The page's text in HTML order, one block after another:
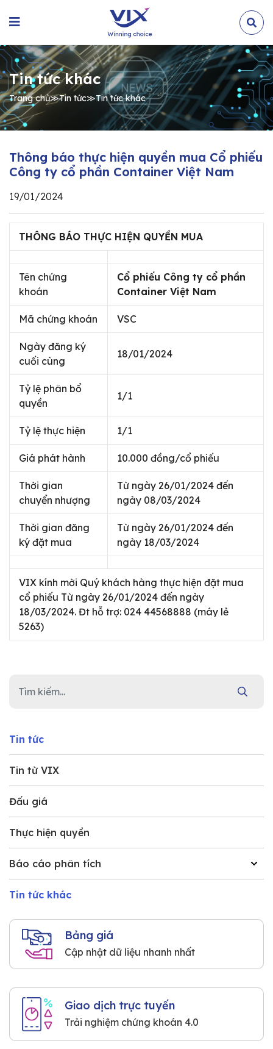
Tin tức khác
Trang chủ≫Tin tức≫Tin tức khác
Tin tức
Tin từ VIX
Đấu giá
Thực hiện quyền
Báo cáo phân tích
Tin tức khác
Bảng giá
Cập nhật dữ liệu nhanh nhất
Giao dịch trực tuyến
Trải nghiệm chứng khoán 4.0
Thông báo thực hiện quyền mua Cổ phiếu
Công ty cổ phần Container Việt Nam
19/01/2024
THÔNG BÁO THỰC HIỆN QUYỀN MUA
Tên chứng
khoán
Cổ phiếu Công ty cổ phần
Container Việt Nam
Mã chứng khoán VSC
Ngày đăng ký
cuối cùng
18/01/2024
Tỷ lệ phân bổ
quyền
1/1
Tỷ lệ thực hiện 1/1
Giá phát hành 10.000 đồng/cổ phiếu
Thời gian
chuyển nhượng
Từ ngày 26/01/2024 đến
ngày 08/03/2024
Thời gian đăng
ký đặt mua
Từ ngày 26/01/2024 đến
ngày 18/03/2024
VIX kính mời Quý khách hàng thực hiện đặt mua
cổ phiếu Từ ngày 26/01/2024 đến ngày
18/03/2024. Đt hỗ trợ: 024 44568888 (máy lẻ
5263)